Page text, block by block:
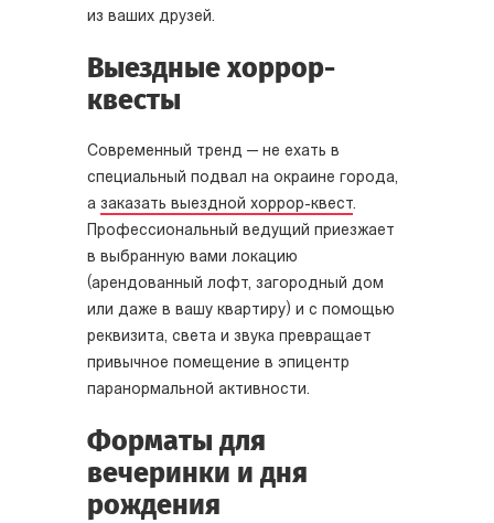
из ваших друзей.
Выездные хоррор-
квесты
Современный тренд — не ехать в
специальный подвал на окраине города,
а заказать выездной хоррор-квест.
Профессиональный ведущий приезжает
в выбранную вами локацию
(арендованный лофт, загородный дом
или даже в вашу квартиру) и с помощью
реквизита, света и звука превращает
привычное помещение в эпицентр
паранормальной активности.
Форматы для
вечеринки и дня
рождения